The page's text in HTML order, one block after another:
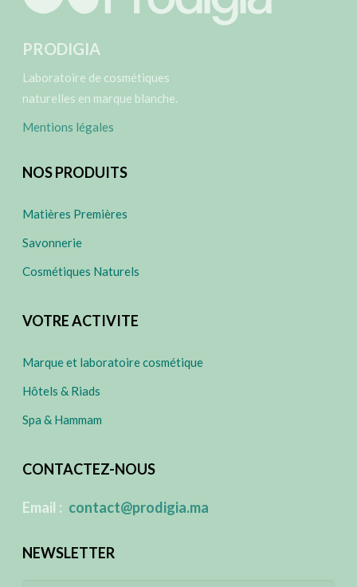
PRODIGIA
Laboratoire de cosmétiques
naturelles en marque blanche.
Mentions légales
NOS PRODUITS
Matières Premières
Savonnerie
Cosmétiques Naturels
VOTRE ACTIVITE
Marque et laboratoire cosmétique
Hôtels & Riads
Spa & Hammam
CONTACTEZ-NOUS
Email : contact@prodigia.ma
NEWSLETTER